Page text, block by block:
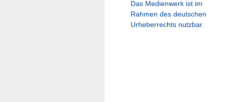
Das Medienwerk ist im
Rahmen des deutschen
Urheberrechts nutzbar.